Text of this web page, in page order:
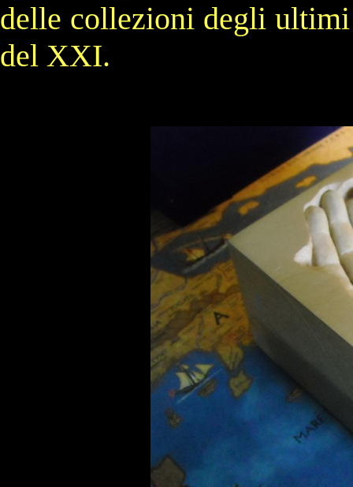
delle collezioni degli
del XXI.